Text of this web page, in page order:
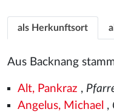
als Herkunftsort
Aus Backnang
Alt, Pankraz ,
Angelus, Michael ,